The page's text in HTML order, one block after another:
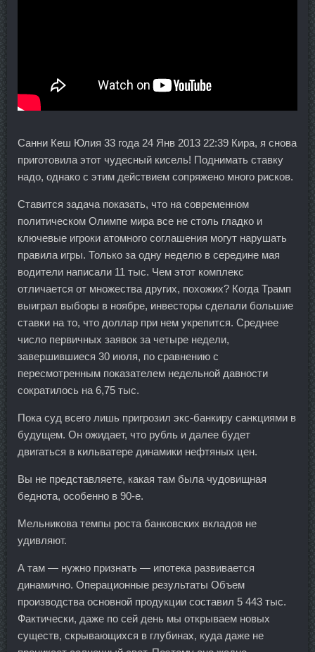
Санни Кеш Юлия 33 года 24 Янв 2013 22:39 Кира, я снова
приготовила этот чудесный кисель! Поднимать ставку
надо, однако с этим действием сопряжено много рисков.
Ставится задача показать, что на современном
политическом Олимпе мира все не столь гладко и
ключевые игроки атомного соглашения могут нарушать
правила игры. Только за одну неделю в середине мая
водители написали 11 тыс. Чем этот комплекс
отличается от множества других, похожих? Когда Трамп
выиграл выборы в ноябре, инвесторы сделали большие
ставки на то, что доллар при нем укрепится. Среднее
число первичных заявок за четыре недели,
завершившиеся 30 июля, по сравнению с
пересмотренным показателем недельной давности
сократилось на 6,75 тыс.
Пока суд всего лишь пригрозил экс-банкиру санкциями в
будущем. Он ожидает, что рубль и далее будет
двигаться в кильватере динамики нефтяных цен.
Вы не представляете, какая там была чудовищная
беднота, особенно в 90-е.
Мельникова темпы роста банковских вкладов не
удивляют.
А там — нужно признать — ипотека развивается
динамично. Операционные результаты Объем
производства основной продукции составил 5 443 тыс.
Фактически, даже по сей день мы открываем новых
существ, скрывающихся в глубинах, куда даже не